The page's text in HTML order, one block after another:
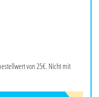
von 25€. Nicht mit